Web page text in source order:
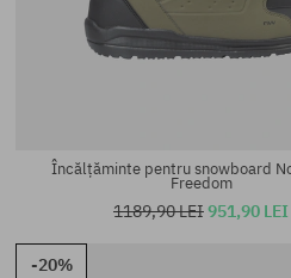
Încălțăminte pentru snowboard
Freedom
1189,90 LEI951,90 LEI
-20%